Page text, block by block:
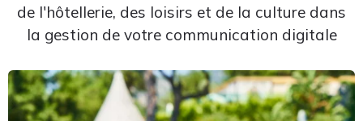
de l'hôtellerie, des loisirs et de la culture dans
la gestion de votre communication digitale